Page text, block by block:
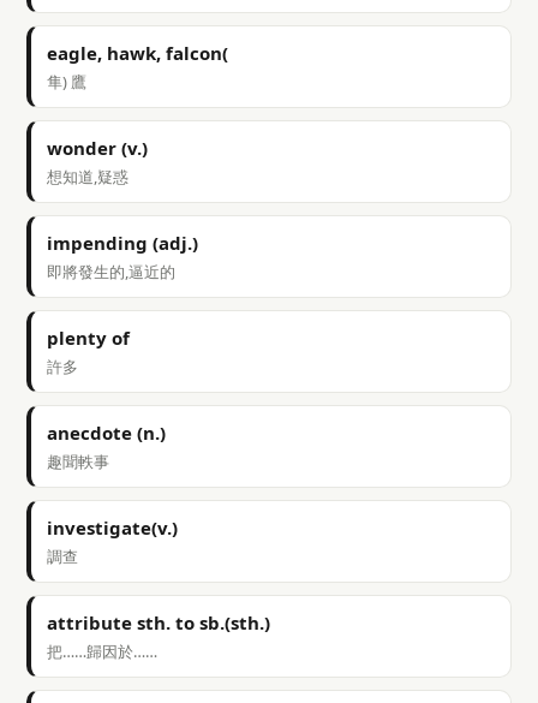
eagle, hawk, falcon(
隼) 鷹
wonder (v.)
想知道,疑惑
impending (adj.)
即將發生的,逼近的
plenty of
許多
anecdote (n.)
趣聞軼事
investigate(v.)
調查
attribute sth. to sb.(sth.)
把……歸因於……